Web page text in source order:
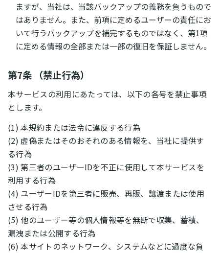
ますが、当社は、当該バックアップの義務を負うもので
はありません。また、前項に定めるユーザーの責任にお
いて行うバックアップを補完するものではなく、第1項
に定める情報の全部または一部の復旧を保証しません。
第7条 （禁止行為）
本サービスの利用にあたっては、以下の各号を禁止事項
とします。
(1) 本規約または法令に違反する行為
(2) 虚偽またはそのおそれのある情報を、当社に提供す
る行為
(3) 第三者のユーザーIDを不正に使用して本サービスを
利用する行為
(4) ユーザーIDを第三者に販売、再販、譲渡または使用
させる行為
(5) 他のユーザー等の個人情報等を無断で収集、蓄積、
漏洩または公開する行為
(6) 本サイトのネットワーク、システムなどに過度な負